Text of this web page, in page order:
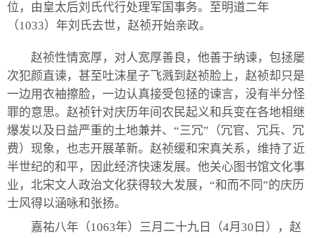
位，由皇太后刘氏代行处理军国事务。至明道二年
（1033）年刘氏去世，赵祯开始亲政。
赵祯性情宽厚，对人宽厚善良，他善于纳谏，包拯屡
次犯颜直谏，甚至吐沫星子飞溅到赵祯脸上，赵祯却只是
一边用衣袖擦脸，一边认真接受包拯的谏言，没有半分怪
罪的意思。赵祯针对庆历年间农民起义和兵变在各地相继
爆发以及日益严重的土地兼并、“三冗”（冗官、冗兵、冗
费）现象，也志开展革新。赵祯缓和宋真关系，维持了近
半世纪的和平，因此经济快速发展。他关心图书馆文化事
业，北宋文人政治文化获得较大发展，“和而不同”的庆历
士风得以涵咏和张扬。
嘉祐八年（1063年）三月二十九日（4月30日），赵